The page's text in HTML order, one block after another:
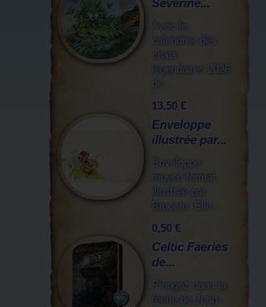
Séverine...
Avec le
calendrier des
chats
légendaires 2026
de...
13,50 €
Enveloppe
illustrée par...
Enveloppe
moyen format
illustrée par
Brucero. Elle...
0,50 €
Celtic Faeries
de...
Plongez dans la
féerie de Jean-